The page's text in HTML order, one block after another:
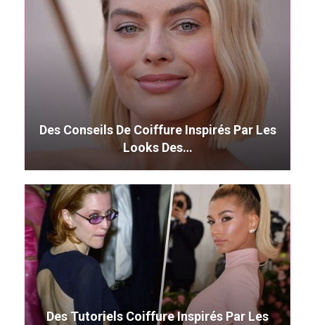
Des Conseils De Coiffure Inspirés Par Les
Looks Des…
Des Tutoriels Coiffure Inspirés Par Les